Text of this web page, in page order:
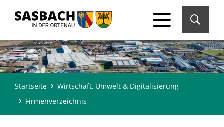
Startseite
Wirtschaft, Umwelt & Digitalisierung
Firmenverzeichnis